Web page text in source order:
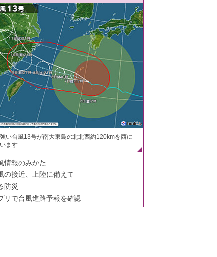
い台風13号が南大東島の北北西約120kmを西に
ます
情報のみかた
の接近、上陸に備えて
防災
リで台風進路予報を確認